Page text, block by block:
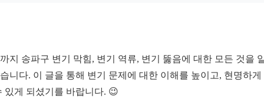
지 송파구 변기 막힘, 변기 역류, 변기 뚫음에 대한 모든 것을
니다. 이 글을 통해 변기 문제에 대한 이해를 높이고, 현명하게
있게 되셨기를 바랍니다. 😉